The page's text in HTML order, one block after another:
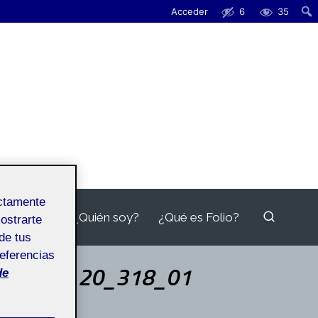
Acceder 6 35
¿Quién soy? ¿Qué es Folio?
1 251_20_318_01
tus